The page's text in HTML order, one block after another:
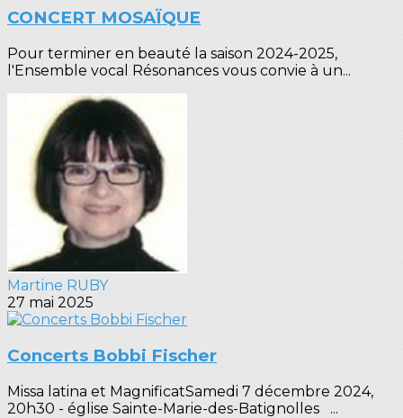
CONCERT MOSAÏQUE
Pour terminer en beauté la saison 2024-2025,
l'Ensemble vocal Résonances vous convie à un...
Martine RUBY
27 mai 2025
Concerts Bobbi Fischer
Missa latina et MagnificatSamedi 7 décembre 2024,
20h30 - église Sainte-Marie-des-Batignolles ...